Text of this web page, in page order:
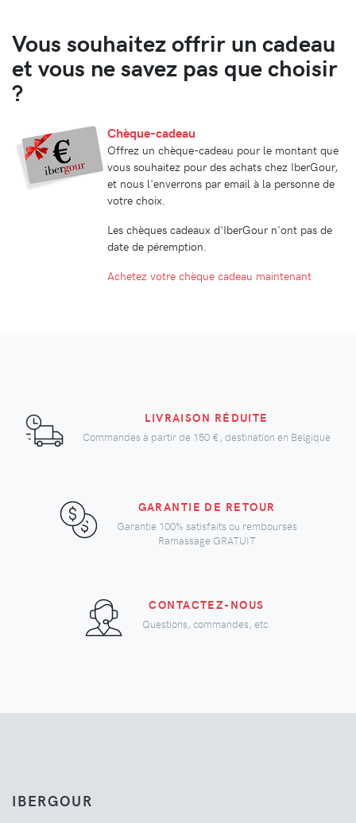
Vous souhaitez offrir un cadeau
et vous ne savez pas que choisir
?
Chèque-cadeau
Offrez un chèque-cadeau pour le montant que
vous souhaitez pour des achats chez IberGour,
et nous l'enverrons par email à la personne de
votre choix.
Les chèques cadeaux d'IberGour n'ont pas de
date de péremption.
Achetez votre chèque cadeau maintenant
LIVRAISON RÉDUITE
Commandes à partir de 150 €, destination en Belgique
GARANTIE DE RETOUR
Garantie 100% satisfaits ou remboursés
Ramassage GRATUIT
CONTACTEZ-NOUS
Questions, commandes, etc.
IBERGOUR